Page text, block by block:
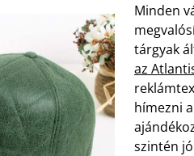
Minden
tárgyak
az
hímezni
szintén